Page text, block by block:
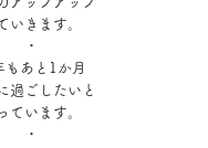
いきます。
・
もあと1か月
過ごしたいと
ています。
・